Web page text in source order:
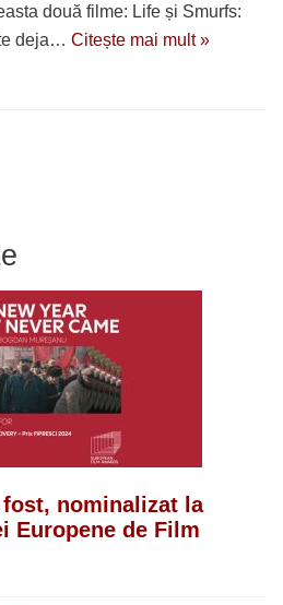
două filme: Life și Smurfs:
deja… Citește mai mult »
nominalizat la
Europene de Film